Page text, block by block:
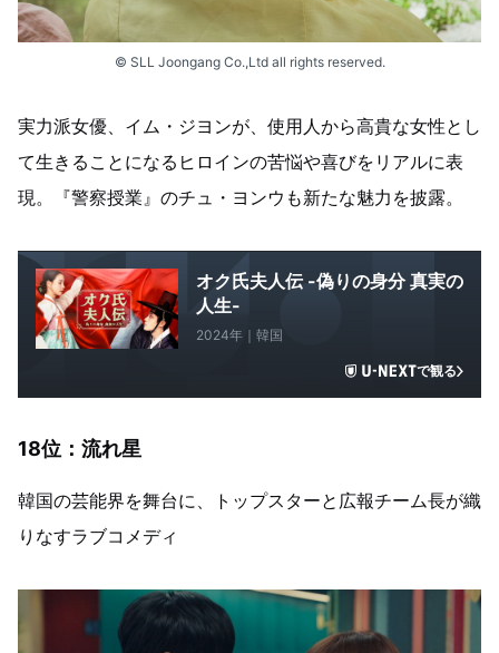
© SLL Joongang Co.,Ltd all rights reserved.
実力派女優、イム・ジヨンが、使用人から高貴な女性とし
て生きることになるヒロインの苦悩や喜びをリアルに表
現。『警察授業』のチュ・ヨンウも新たな魅力を披露。
オク氏夫人伝 -偽りの身分 真実の
人生-
2024年｜韓国
で観る
18位：流れ星
韓国の芸能界を舞台に、トップスターと広報チーム長が織
りなすラブコメディ